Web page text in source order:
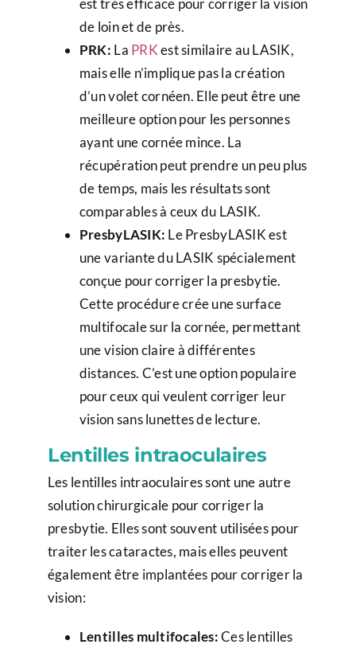
est très efficace pour corriger la vision
de loin et de près.
PRK: La PRKest similaire au LASIK,
mais elle n’implique pas la création
d’un volet cornéen. Elle peut être une
meilleure option pour les personnes
ayant une cornée mince. La
récupération peut prendre un peu plus
de temps, mais les résultats sont
comparables à ceux du LASIK.
PresbyLASIK: Le PresbyLASIK est
une variante du LASIK spécialement
conçue pour corriger la presbytie.
Cette procédure crée une surface
multifocale sur la cornée, permettant
une vision claire à différentes
distances. C’est une option populaire
pour ceux qui veulent corriger leur
vision sans lunettes de lecture.
Lentilles intraoculaires
Les lentilles intraoculaires sont une autre
solution chirurgicale pour corriger la
presbytie. Elles sont souvent utilisées pour
traiter les cataractes, mais elles peuvent
également être implantées pour corriger la
vision:
Lentilles multifocales:Ces lentilles